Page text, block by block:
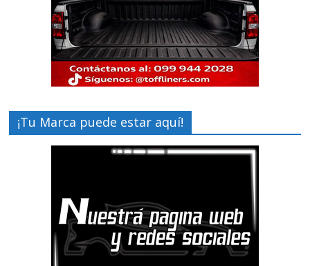
¡Tu Marca puede estar aquí!